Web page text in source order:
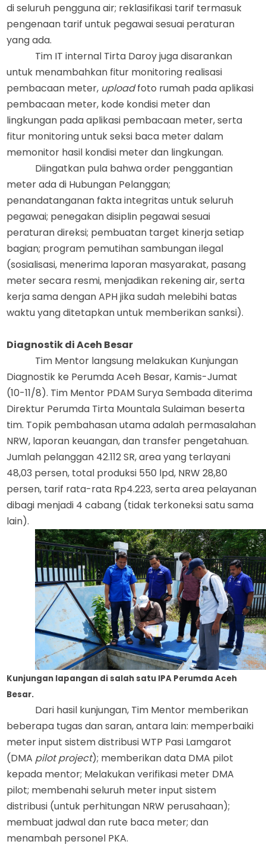
di seluruh pengguna air; reklasifikasi tarif termasuk
pengenaan tarif untuk pegawai sesuai peraturan
yang ada.
Tim IT internal Tirta Daroy juga disarankan
untuk menambahkan fitur monitoring realisasi
pembacaan meter, uploadfoto rumah pada aplikasi
pembacaan meter, kode kondisi meter dan
lingkungan pada aplikasi pembacaan meter,serta
fitur monitoring untuk seksi baca meter dalam
memonitor hasil kondisi meter dan lingkungan.
Diingatkan pula bahwa order penggantian
meter ada di Hubungan Pelanggan;
penandatanganan faktaintegritas untuk seluruh
pegawai; penegakan disiplin pegawai sesuai
peraturandireksi; pembuatan target kinerja setiap
bagian; program pemutihan sambungan ilegal
(sosialisasi, menerima laporan masyarakat, pasang
meter secara resmi, menjadikan rekening air, serta
kerja sama dengan APH jika sudah melebihi batas
waktu yang ditetapkan untuk memberikan sanksi).
Diagnostik di Aceh Besar
Tim Mentor langsung melakukan Kunjungan
Diagnostik ke PerumdaAceh Besar, Kamis-Jumat
(10-11/8). Tim Mentor PDAM Surya Sembadaditerima
Direktur Perumda Tirta Mountala Sulaiman beserta
tim. Topik pembahasan utamaadalah permasalahan
NRW, laporan keuangan,dan transfer pengetahuan.
Jumlah pelanggan 42.112 SR, area yang terlayani
48,03 persen, total produksi 550 lpd, NRW 28,80
persen, tarif rata-rata Rp4.223, serta area pelayanan
dibagi menjadi 4 cabang (tidak terkoneksi satu sama
lain).
Kunjungan lapangan di salah satu IPA Perumda Aceh
Besar.
Dari hasil kunjungan, Tim Mentor memberikan
beberapa tugas dan saran,antara lain: memperbaiki
meter input sistem distribusi WTP Pasi Lamgarot
(DMA pilot project); memberikan data DMA pilot
kepada mentor; Melakukan verifikasi meter DMA
pilot; membenahiseluruh meter input sistem
distribusi (untuk perhitungan NRW perusahaan);
membuat jadwal dan rute baca meter; dan
menambah personel PKA.